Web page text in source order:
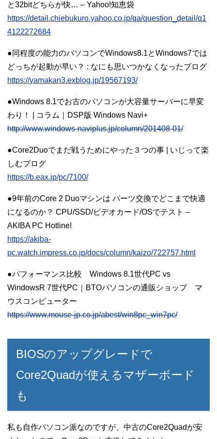
と32bitどちらが快… – Yahoo!知恵袋
https://detail.chiebukuro.yahoo.co.jp/qa/question_detail/q1
4122272684
●同程度の能力のパソコンでWindows8.1とWindows7では
どっちが起動が早い？ : なにも思いつかなくなったブログ
https://yamakan3.exblog.jp/19567193/
●Windows 8.1でお古のパソコンが大容量サーバーに早変
わり！ | コラム｜DSP版 Windows Navi+
http://www.windows-naviplus.jp/column/201408-01/
●Core2Duoでまだ戦うためにやった３つの事 | いじって楽
しむブログ
https://b.eax.jp/pc/7100/
●9年前のCore 2 Duoマシンは パーツ交換でどこまで快適
になるのか？ CPU/SSD/ビデオカード/OSでテスト –
AKIBA PC Hotline!
https://akiba-
pc.watch.impress.co.jp/docs/column/kaizo/722757.html
●パフォーマンス比較 Windows 8.1世代PC vs
WindowsR 7世代PC｜BTOパソコンの通販ショップ マ
ウスコンピューター
https://www.mouse-jp.co.jp/abest/win8pc_win7pc/
BIOSのアップグレードで
Core2Quadが使えるマザーボード
も
私も自作パソコン派なのですが、中古のCore2Quadが安